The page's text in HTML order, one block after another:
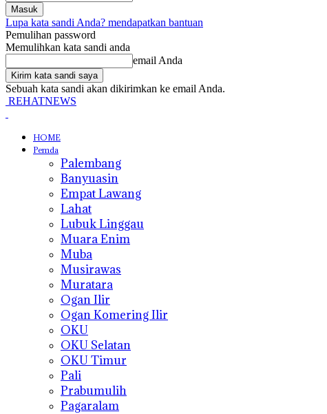
Lupa kata sandi Anda? mendapatkan bantuan
Pemulihan password
Memulihkan kata sandi anda
email Anda
Sebuah kata sandi akan dikirimkan ke email Anda.
REHATNEWS
HOME
Pemda
Palembang
Banyuasin
Empat Lawang
Lahat
Lubuk Linggau
Muara Enim
Muba
Musirawas
Muratara
Ogan Ilir
Ogan Komering Ilir
OKU
OKU Selatan
OKU Timur
Pali
Prabumulih
Pagaralam